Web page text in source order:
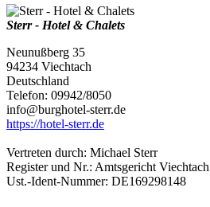
Sterr - Hotel & Chalets
Neunußberg 35
94234 Viechtach
Deutschland
Telefon: 09942/8050
info@burghotel-sterr.de
https://hotel-sterr.de
Vertreten durch: Michael Sterr
Register und Nr.: Amtsgericht Viechtach
Ust.-Ident-Nummer: DE169298148